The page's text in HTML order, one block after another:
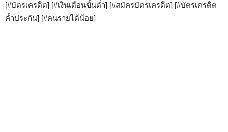
[#บัตรเครดิต] [#เงินเดือนขั้นต่ำ] [#สมัครบัตรเครดิต] [#บัตรเครดิต
ค้ำประกัน] [#คนรายได้น้อย]